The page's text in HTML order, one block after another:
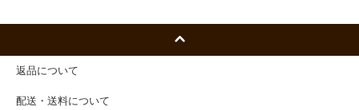
返品について
配送・送料について